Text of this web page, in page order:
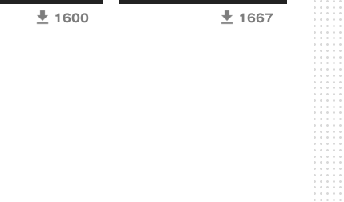
1600 1667